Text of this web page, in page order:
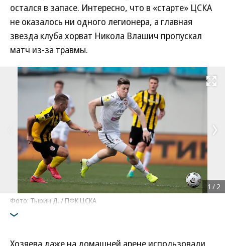
остался в запасе. Интересно, что в «старте» ЦСКА
не оказалось ни одного легионера, а главная
звезда клуба хорват Никола Влашич пропускал
матч из-за травмы.
Развернуть
Фото: Тырин Д. / ПФК ЦСКА
1 / 2
Хозяева даже на домашней арене использовали